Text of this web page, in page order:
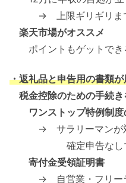
→ 上限ギリギリま
楽天市場がオススメ
ポイントもゲットでき
・返礼品と申告用の書類が
税金控除のための手続き
ワンストップ特例制
→ サラリーマンが
確定申告なしで寄
寄付金受領証明書
→ 自営業・フリーラ